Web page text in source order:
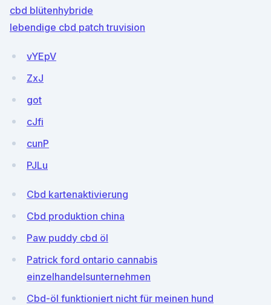
cbd blütenhybride
lebendige cbd patch truvision
vYEpV
ZxJ
got
cJfi
cunP
PJLu
Cbd kartenaktivierung
Cbd produktion china
Paw puddy cbd öl
Patrick ford ontario cannabis
einzelhandelsunternehmen
Cbd-öl funktioniert nicht für meinen hund